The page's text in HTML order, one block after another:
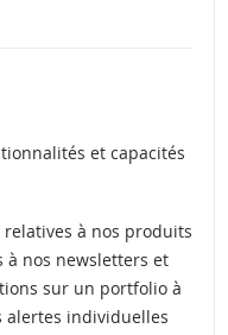
et capacités
à nos produits
à nos newsletters et
sur un portfolio à
alertes individuelles